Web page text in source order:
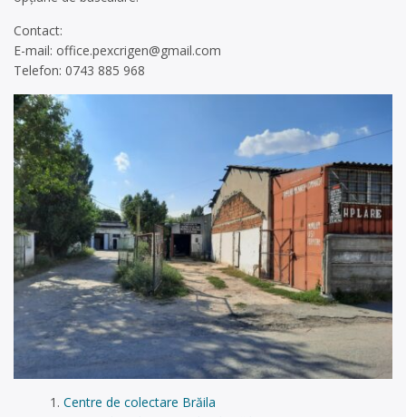
Contact:
E-mail: office.pexcrigen@gmail.com
Telefon: 0743 885 968
Centre de colectare Brăila